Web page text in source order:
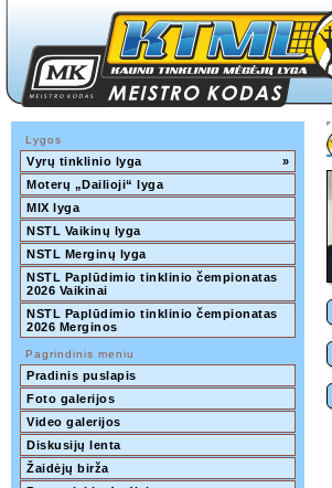
Lygos
Vyrų tinklinio lyga
»
Moterų „Dailioji“ lyga
MIX lyga
NSTL Vaikinų lyga
NSTL Merginų lyga
NSTL Paplūdimio tinklinio čempionatas
2026 Vaikinai
NSTL Paplūdimio tinklinio čempionatas
2026 Merginos
Pagrindinis meniu
Pradinis puslapis
Foto galerijos
Video galerijos
Diskusijų lenta
Žaidėjų birža